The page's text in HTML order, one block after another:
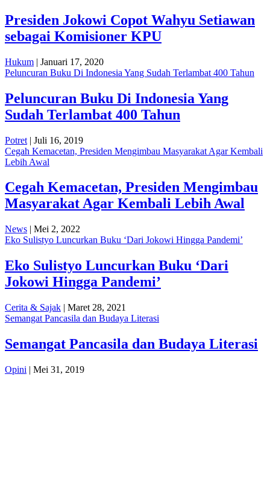
Presiden Jokowi Copot Wahyu Setiawan
sebagai Komisioner KPU
Hukum | Januari 17, 2020
Peluncuran Buku Di Indonesia Yang Sudah Terlambat 400 Tahun
Peluncuran Buku Di Indonesia Yang
Sudah Terlambat 400 Tahun
Potret | Juli 16, 2019
Cegah Kemacetan, Presiden Mengimbau Masyarakat Agar Kembali
Lebih Awal
Cegah Kemacetan, Presiden Mengimbau
Masyarakat Agar Kembali Lebih Awal
News | Mei 2, 2022
Eko Sulistyo Luncurkan Buku ‘Dari Jokowi Hingga Pandemi’
Eko Sulistyo Luncurkan Buku ‘Dari
Jokowi Hingga Pandemi’
Cerita & Sajak | Maret 28, 2021
Semangat Pancasila dan Budaya Literasi
Semangat Pancasila dan Budaya Literasi
Opini | Mei 31, 2019